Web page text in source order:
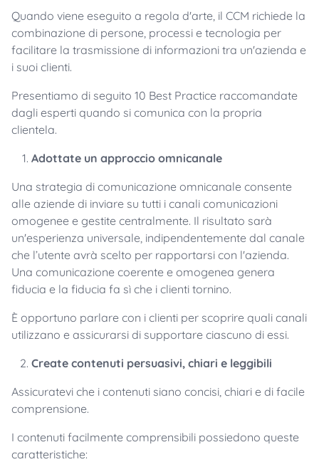
Quando viene eseguito a regola d'arte, il CCM richiede la
combinazione di persone, processi e tecnologia per
facilitare la trasmissione di informazioni tra un'azienda e
i suoi clienti.
Presentiamo di seguito 10 Best Practice raccomandate
dagli esperti quando si comunica con la propria
clientela.
Adottate un approccio omnicanale
Una strategia di comunicazione omnicanale consente
alle aziende di inviare su tutti i canali comunicazioni
omogenee e gestite centralmente. Il risultato sarà
un'esperienza universale, indipendentemente dal canale
che l’utente avrà scelto per rapportarsi con l'azienda.
Una comunicazione coerente e omogenea genera
fiducia e la fiducia fa sì che i clienti tornino.
È opportuno parlare con i clienti per scoprire quali canali
utilizzano e assicurarsi di supportare ciascuno di essi.
Create contenuti persuasivi, chiari e leggibili
Assicuratevi che i contenuti siano concisi, chiari e di facile
comprensione.
I contenuti facilmente comprensibili possiedono queste
caratteristiche: